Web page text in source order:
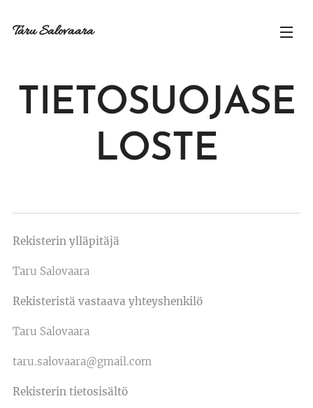
Taru Salovaara
TIETOSUOJASE
LOSTE
Rekisterin ylläpitäjä
Taru Salovaara
Rekisteristä vastaava yhteyshenkilö
Taru Salovaara
taru.salovaara@gmail.com
Rekisterin tietosisältö